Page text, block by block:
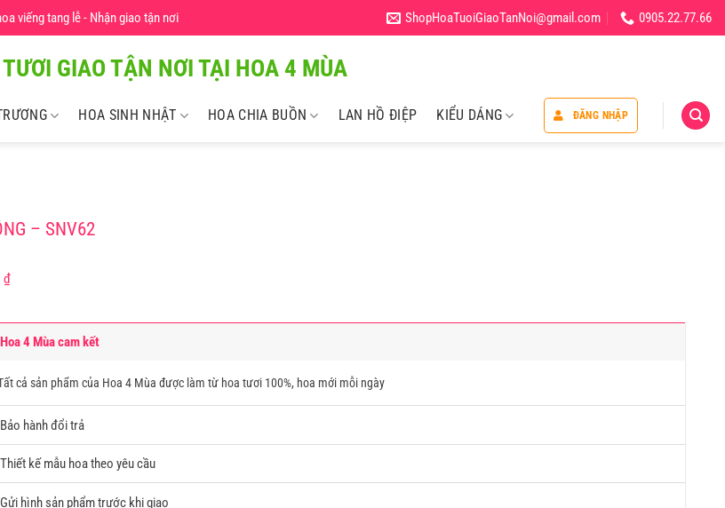
viếng tang lễ - Nhận giao tận nơi ShopHoaTuoiGiaoTanNoi@gmail.com 0905.22.77.66
GIAO TẬN NƠI TẠI HOA 4 MÙA
HOA SINH NHẬT HOA CHIA BUỒN LAN HỒ ĐIỆP KIỂU DÁNG ĐĂNG NHẬP
– SNV62
₫
Hoa 4 Mùa cam kết
cả sản phẩm của Hoa 4 Mùa được làm từ hoa tươi 100%, hoa mới mỗi ngày
Bảo hành đổi trả
Thiết kế mẫu hoa theo yêu cầu
Gửi hình sản phẩm trước khi giao